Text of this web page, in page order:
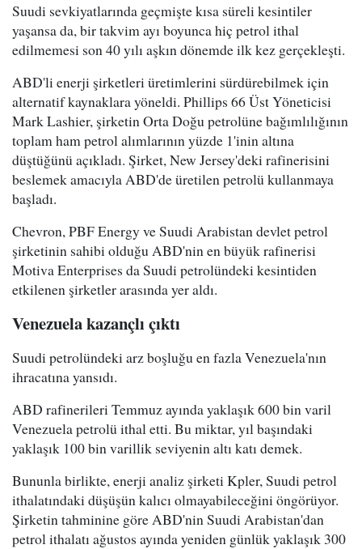
Suudi sevkiyatlarında geçmişte kısa süreli kesintiler
yaşansa da, bir takvim ayı boyunca hiç petrol ithal
edilmemesi son 40 yılı aşkın dönemde ilk kez gerçekleşti.
ABD'li enerji şirketleri üretimlerini sürdürebilmek için
alternatif kaynaklara yöneldi. Phillips 66 Üst Yöneticisi
Mark Lashier, şirketin Orta Doğu petrolüne bağımlılığının
toplam ham petrol alımlarının yüzde 1'inin altına
düştüğünü açıkladı. Şirket, New Jersey'deki rafinerisini
beslemek amacıyla ABD'de üretilen petrolü kullanmaya
başladı.
Chevron, PBF Energy ve Suudi Arabistan devlet petrol
şirketinin sahibi olduğu ABD'nin en büyük rafinerisi
Motiva Enterprises da Suudi petrolündeki kesintiden
etkilenen şirketler arasında yer aldı.
Venezuela kazançlı çıktı
Suudi petrolündeki arz boşluğu en fazla Venezuela'nın
ihracatına yansıdı.
ABD rafinerileri Temmuz ayında yaklaşık 600 bin varil
Venezuela petrolü ithal etti. Bu miktar, yıl başındaki
yaklaşık 100 bin varillik seviyenin altı katı demek.
Bununla birlikte, enerji analiz şirketi Kpler, Suudi petrol
ithalatındaki düşüşün kalıcı olmayabileceğini öngörüyor.
Şirketin tahminine göre ABD'nin Suudi Arabistan'dan
petrol ithalatı ağustos ayında yeniden günlük yaklaşık 300